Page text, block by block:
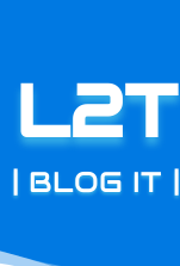
L2T
| BLOG IT |